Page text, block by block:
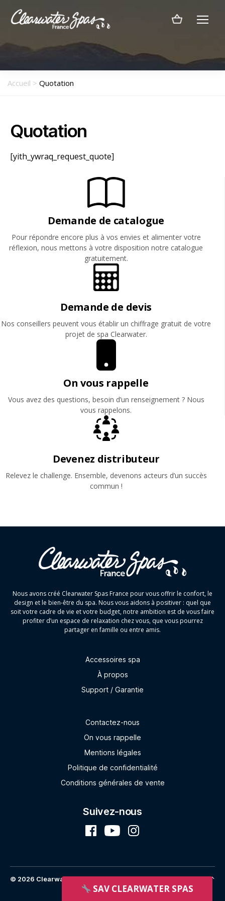
Spas
Accueil > Quotation
Quotation
[yith_ywraq_request_quote]
Demande de catalogue
Pour répondre encore plus à vos envies et alimenter votre
réflexion, nous mettons à votre disposition notre catalogue
gratuitement.
Demande de devis
Nos conseillers peuvent vous établir un chiffrage gratuit de votre
projet de spa Clearwater.
On vous rappelle
Vous avez des questions, besoin d’un renseignement ? Nous
vous rappelons.
Devenez distributeur
Relevez le challenge. Ensemble, devenons acteurs d’un succès
commun !
Nous avons créé Clearwater Spas France pour vous offrir le confort, le
design et le bien-être du spa. Nous vous aidons à positiver : quel que
soit votre cadre de vie et votre budget, notre ambition est de vous faire
profiter d’un espace de relaxation chez vous, que vous pourrez
partager en famille ou entre amis.
Accessoires spa
À propos
Support / Garantie
Contactez-nous
On vous rappelle
Mentions légales
Politique de confidentialité
Conditions générales de vente
Suivez-nous
© 2026 Clearwater Spas France Haut↑
SAV CLEARWATER SPAS